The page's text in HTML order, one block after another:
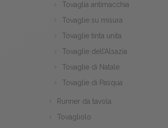
Tovaglia antimacchia
Tovaglie su misura
Tovaglie tinta unita
Tovaglie dell’Alsazia
Tovaglie di Natale
Tovaglie di Pasqua
Runner da tavola
Tovagliolo